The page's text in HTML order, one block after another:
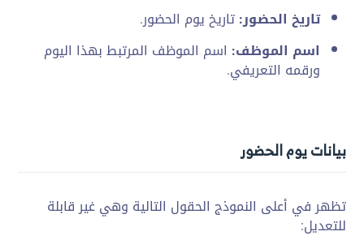
تاريخ الحضور: تاريخ يوم الحضور.
اسم الموظف: اسم الموظف المرتبط بهذا اليوم
ورقمه التعريفي.
بيانات يوم الحضور
تظهر في أعلى النموذج الحقول التالية وهي غير قابلة
للتعديل: